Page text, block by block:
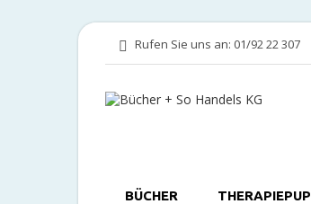
Rufen Sie uns an: 01/92 22 307
BÜCHER